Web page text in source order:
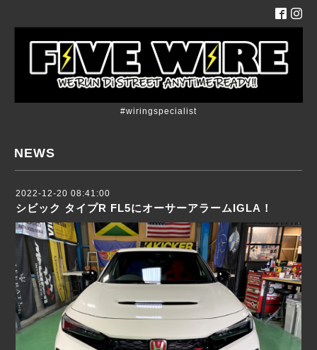
#wiringspecialist
NEWS
2022-12-20 08:41:00
シビック タイプR FL5にオーサーアラームIGLA！